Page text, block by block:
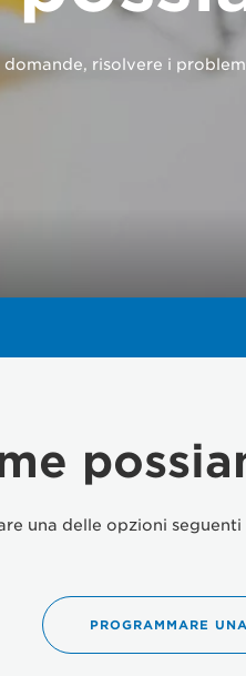
risolvere i
una delle opzioni
PROGRAMMARE